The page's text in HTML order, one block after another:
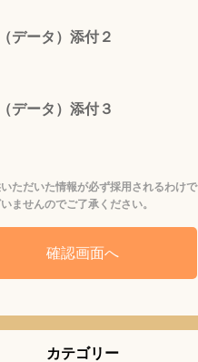
データ）添付２
データ）添付３
ただいた情報が必ず採用されるわけで
ませんのでご了承ください。
カテゴリー